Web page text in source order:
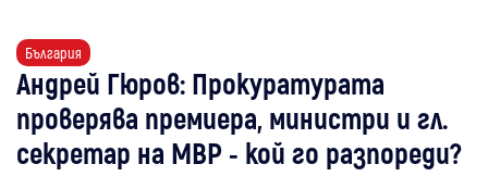
България
Андрей Гюров: Прокуратурата
проверява премиера, министри и гл.
секретар на МВР - кой го разпореди?